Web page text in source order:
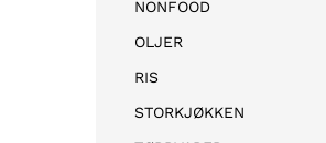
NONFOOD
OLJER
RIS
STORKJØKKEN